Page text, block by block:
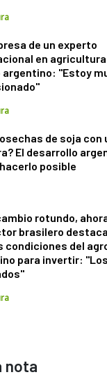
de un experto
en
argentino: "Estoy
de soja con
El desarrollo
posible
rotundo,
brasilero
condiciones del
para invertir:
nota